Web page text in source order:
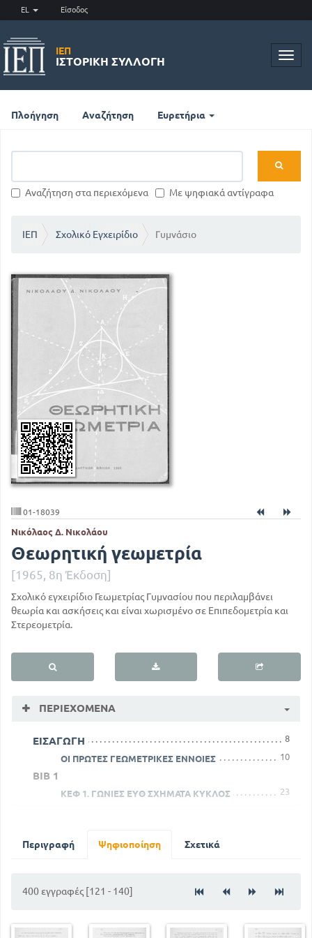
EL Είσοδος
ΙΕΠ
ΙΣΤΟΡΙΚΉ ΣΥΛΛΟΓΉ
Πλοήγηση Αναζήτηση Ευρετήρια
Αναζήτηση στα περιεχόμενα Με ψηφιακά αντίγραφα
ΙΕΠ Σχολικό Εγχειρίδιο Γυμνάσιο
01-18039
Νικόλαος Δ. Νικολάου
Θεωρητική γεωμετρία
[1965, 8η Έκδοση]
Σχολικό εγχειρίδιο Γεωμετρίας Γυμνασίου που περιλαμβάνει
θεωρία και ασκήσεις και είναι χωρισμένο σε Επιπεδομετρία και
Στερεομετρία.
ΠΕΡΙΕΧΌΜΕΝΑ
ΕΙΣΑΓΩΓΗ 8
ΟΙ ΠΡΩΤΕΣ ΓΕΩΜΕΤΡΙΚΕΣ ΕΝΝΟΙΕΣ 10
ΒΙΒ 1
ΚΕΦ 1. ΓΩΝΙΕΣ ΕΥΘ ΣΧΗΜΑΤΑ ΚΥΚΛΟΣ
23
ΚΕΦ Α . ΜΕΤΡΗΣΗ ΚΑΙ ΜΕΤΡΟ ΠΟΣΟΥ
Περιγραφή Ψηφιοποίηση Σχετικά
400 εγγραφές [121 - 140]